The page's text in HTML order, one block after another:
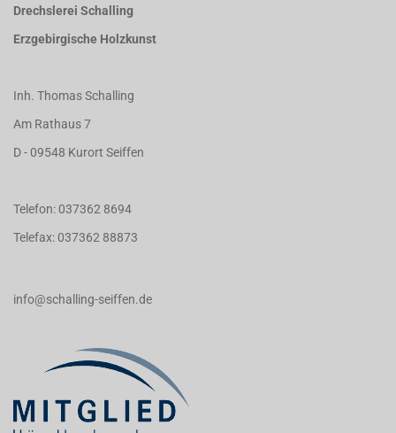
Drechslerei Schalling
Erzgebirgische Holzkunst
Inh. Thomas Schalling
Am Rathaus 7
D - 09548 Kurort Seiffen
Telefon: 037362 8694
Telefax: 037362 88873
info@schalling-seiffen.de